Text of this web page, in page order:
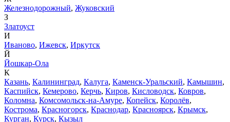
Железнодорожный, Жуковский
З
Златоуст
И
Иваново, Ижевск, Иркутск
Й
Йошкар-Ола
К
Казань, Калининград, Калуга, Каменск-Уральский, Камышин,
Каспийск, Кемерово, Керчь, Киров, Кисловодск, Ковров,
Коломна, Комсомольск-на-Амуре, Копейск, Королёв,
Кострома, Красногорск, Краснодар, Красноярск, Крымск,
Курган, Курск, Кызыл